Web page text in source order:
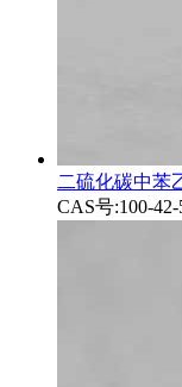
二硫化碳中苯
CAS号:100-